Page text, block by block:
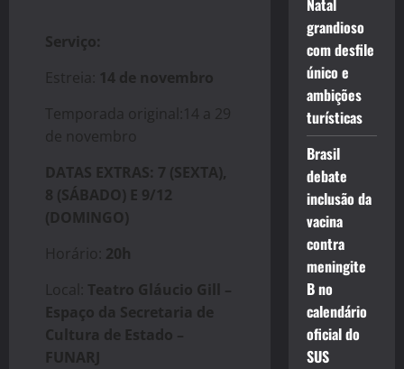
Serviço:
Estreia: 14 de novembro
Temporada original:14 a 29
de novembro
DATAS EXTRAS: 7 (SEXTA),
8 (SÁBADO) E 9/12
(DOMINGO)
Horário: 20h
Local: Teatro Gláucio Gill –
Espaço da Secretaria de
Cultura de Estado –
FUNARJ
Natal
grandioso
com desfile
único e
ambições
turísticas
Brasil
debate
inclusão da
vacina
contra
meningite
B no
calendário
oficial do
SUS